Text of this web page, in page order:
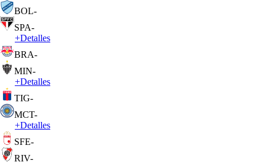
BOL-
SPA-
+Detalles
BRA-
MIN-
+Detalles
TIG-
MCT-
+Detalles
SFE-
RIV-